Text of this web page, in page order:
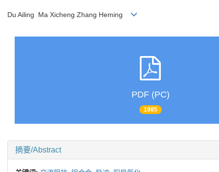
Du Ailing Ma Xicheng Zhang Heming
PDF (PC)
1985
摘要/Abstract